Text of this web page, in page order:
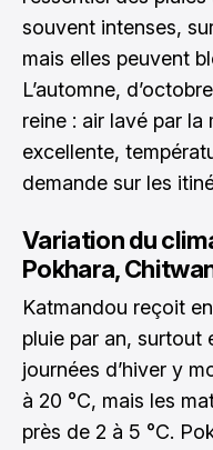
souvent intenses,
mais elles peuvent
L’automne,
reine : air lavé par
excellente,
demande sur les
Variation du
Pokhara,
Katmandou reçoit
pluie par an, surtout
journées d’hiver y
à 20 °C, mais les
près de 2 à 5 °C.